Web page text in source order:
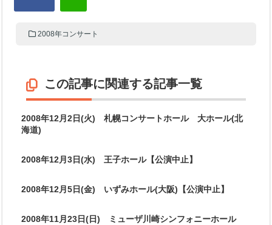
2008年コンサート
この記事に関連する記事一覧
2008年12月2日(火) 札幌コンサートホール 大ホール(北
海道)
2008年12月3日(水) 王子ホール【公演中止】
2008年12月5日(金) いずみホール(大阪)【公演中止】
2008年11月23日(日) ミューザ川崎シンフォニーホール